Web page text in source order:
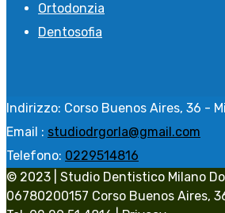
Ortodonzia
Dentosofia
Indirizzo: Corso Buenos Aires, 36 -
Email : studiodrgorla@gmail.com
Telefono: 0229514816
© 2023 | Studio Dentistico Milano
06780200157 Corso Buenos Aires,